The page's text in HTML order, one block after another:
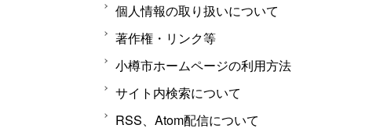
個人情報の取り扱いについて
著作権・リンク等
小樽市ホームページの利用方法
サイト内検索について
RSS、Atom配信について